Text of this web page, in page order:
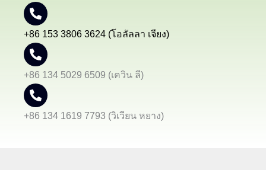
+86 153 3806 3624 (โอลัลลา เจียง)
+86 134 5029 6509 (เควิน ลี)
+86 134 1619 7793 (วิเวียน หยาง)